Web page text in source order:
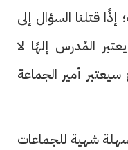
قتلنا السؤال إلى
المُدرس إلهًا لا
أمير الجماعة
شهية للجماعات